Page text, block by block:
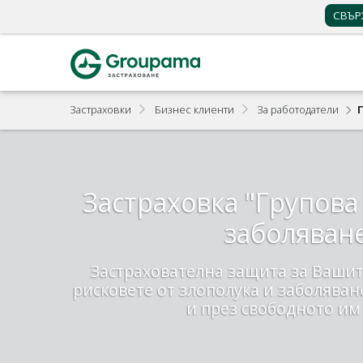
Застраховки Бизнес клиенти За работодатели
Застраховка
Застрахователна защита за
рисковете от злополука и
и през свободното